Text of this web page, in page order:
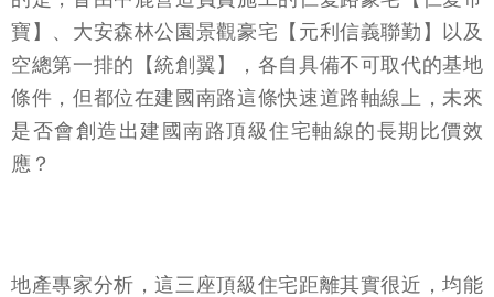
寶】、大安森林公園景觀豪宅【元利信義聯勤】以及
空總第一排的【統創翼】，各自具備不可取代的基地
條件，但都位在建國南路這條快速道路軸線上，未來
是否會創造出建國南路頂級住宅軸線的長期比價效
應？
地產專家分析，這三座頂級住宅距離其實很近，均能